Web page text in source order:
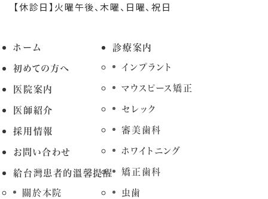
【休診日】火曜午後、木曜、日曜、祝日
ホーム
初めての方へ
医院案内
医師紹介
採用情報
お問い合わせ
給台灣患者的溫馨提醒
關於本院
診療案内
インプラント
マウスピース矯正
セレック
審美歯科
ホワイトニング
矯正歯科
虫歯